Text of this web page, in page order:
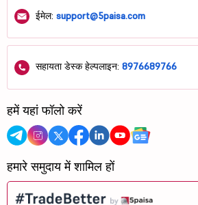
ईमेल: support@5paisa.com
सहायता डेस्क हेल्पलाइन: 8976689766
हमें यहां फॉलो करें
हमारे समुदाय में शामिल हों